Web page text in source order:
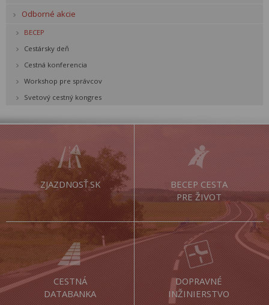
Odborné akcie
BECEP
Cestársky deň
Cestná konferencia
Workshop pre správcov
Svetový cestný kongres
ZJAZDNOSŤ.SK
BECEP CESTA
PRE ŽIVOT
CESTNÁ
DATABANKA
DOPRAVNÉ
INŽINIERSTVO